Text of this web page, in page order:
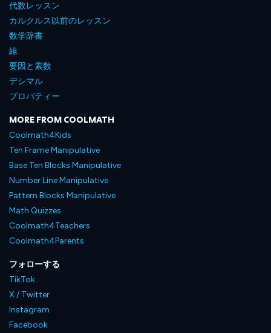
代数レッスン
カルクルス以前のレッスン
数学辞書
線
要因と素数
デシマル
プロパティー
MORE FROM COOLMATH
Coolmath4Kids
Ten Frame Manipulative
Base Ten Blocks Manipulative
Number Line Manipulative
Pattern Blocks Manipulative
Math Quizzes
Coolmath4Teachers
Coolmath4Parents
フォローする
TikTok
X / Twitter
Instagram
Facebook